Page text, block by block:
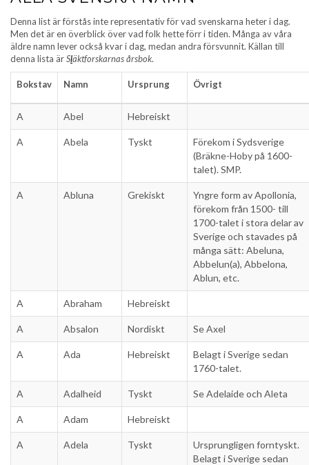
Denna list är förstås inte representativ för vad svenskarna heter i dag.
Men det är en överblick över vad folk hette förr i tiden. Många av våra
äldre namn lever också kvar i dag, medan andra försvunnit. Källan till
denna lista ärSläktforskarnas årsbok.
Bokstav Namn Ursprung Övrigt
A Abel Hebreiskt
A Abela Tyskt
Förekom i Sydsverige
(Bräkne-Hoby på 1600-
talet). SMP.
A Abluna Grekiskt
Yngre form av Apollonia,
förekom från 1500- till
1700-talet i stora delar av
Sverige och stavades på
många sätt: Abeluna,
Abbelun(a), Abbelona,
Ablun, etc.
A Abraham Hebreiskt
A Absalon Nordiskt Se Axel
A Ada Hebreiskt
Belagt i Sverige sedan
1760-talet.
A Adalheid Tyskt Se Adelaide och Aleta
A Adam Hebreiskt
A Adela Tyskt
Ursprungligen forntyskt.
Belagt i Sverige sedan